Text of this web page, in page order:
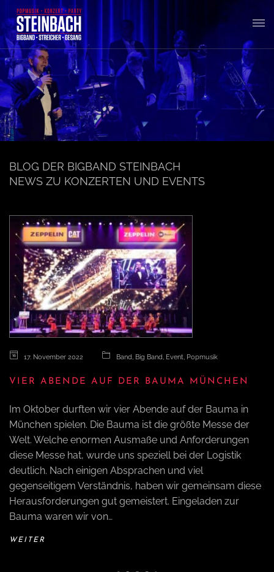
g
BLOG DER BIGBAND STEINBACH
NEWS ZU KONZERTEN UND EVENTS
17. November 2022 Band, Big Band, Event, Popmusik
VIER ABENDE AUF DER BAUMA MÜNCHEN
Im Oktober durften wir vier Abende auf der Bauma in
München spielen. Die Bauma ist die größte Messe der
Welt. Welche enormen Ausmaße und Anforderungen
diese Messe hat, wurde uns speziell bei der Logistik
deutlich. Nach einigen Absprachen und viel
gegenseitigem Verständnis, haben wir gemeinsam diese
Herausforderungen gut gemeistert. Eingeladen zur
Bauma waren wir von…
WEITER